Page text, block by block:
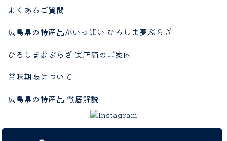
よくあるご質問
広島県の特産品がいっぱい ひろしま夢ぷらざ
ひろしま夢ぷらざ 実店舗のご案内
賞味期限について
広島県の特産品 徹底解説